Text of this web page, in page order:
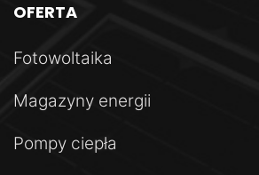
OFERTA
Fotowoltaika
Magazyny energii
Pompy ciepła